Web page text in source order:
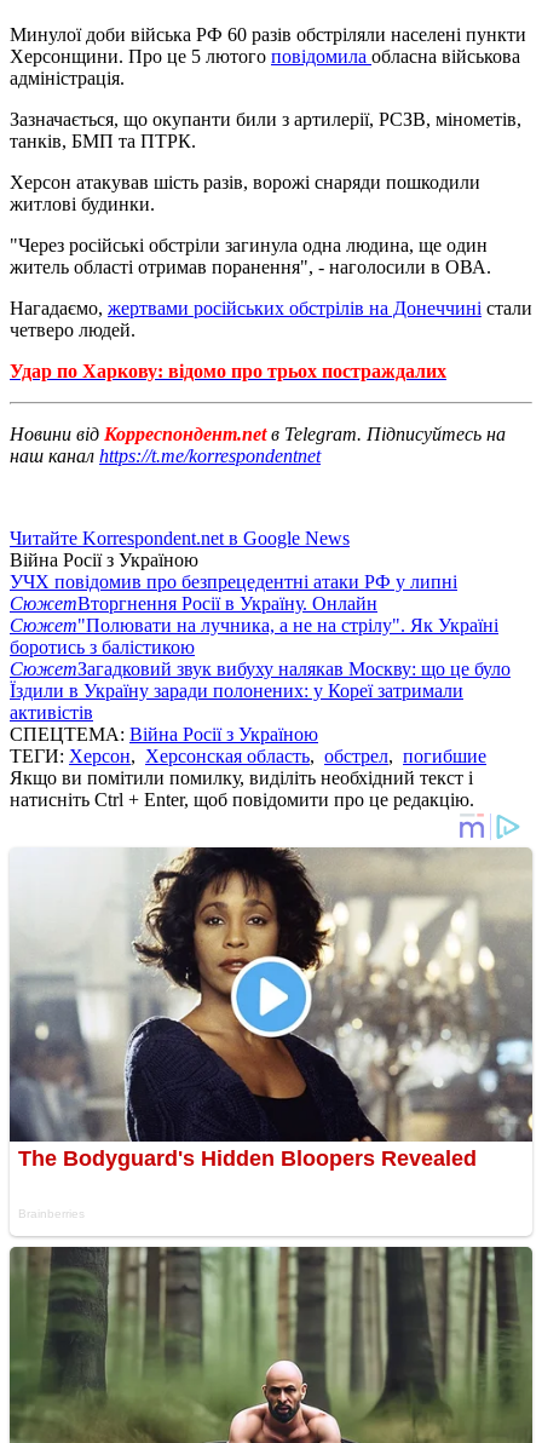
Минулої доби війська РФ 60 разів обстріляли населені пункти
Херсонщини. Про це 5 лютого повідомила обласна військова
адміністрація.
Зазначається, що окупанти били з артилерії, РСЗВ, мінометів,
танків, БМП та ПТРК.
Херсон атакував шість разів, ворожі снаряди пошкодили
житлові будинки.
"Через російські обстріли загинула одна людина, ще один
житель області отримав поранення", - наголосили в ОВА.
Нагадаємо, жертвами російських обстрілів на Донеччині стали
четверо людей.
Удар по Харкову: відомо про трьох постраждалих
Новини від Корреспондент.netв Telegram. Підписуйтесь на
наш канал https://t.me/korrespondentnet
Читайте Korrespondent.net в Google News
Війна Росії з Україною
УЧХ повідомив про безпрецедентні атаки РФ у липні
СюжетВторгнення Росії в Україну. Онлайн
Сюжет"Полювати на лучника, а не на стрілу". Як Україні
боротись з балістикою
СюжетЗагадковий звук вибуху налякав Москву: що це було
Їздили в Україну заради полонених: у Кореї затримали
активістів
СПЕЦТЕМА: Війна Росії з Україною
ТЕГИ: Херсон, Херсонская область, обстрел, погибшие
Якщо ви помітили помилку, виділіть необхідний текст і
натисніть Ctrl + Enter, щоб повідомити про це редакцію.